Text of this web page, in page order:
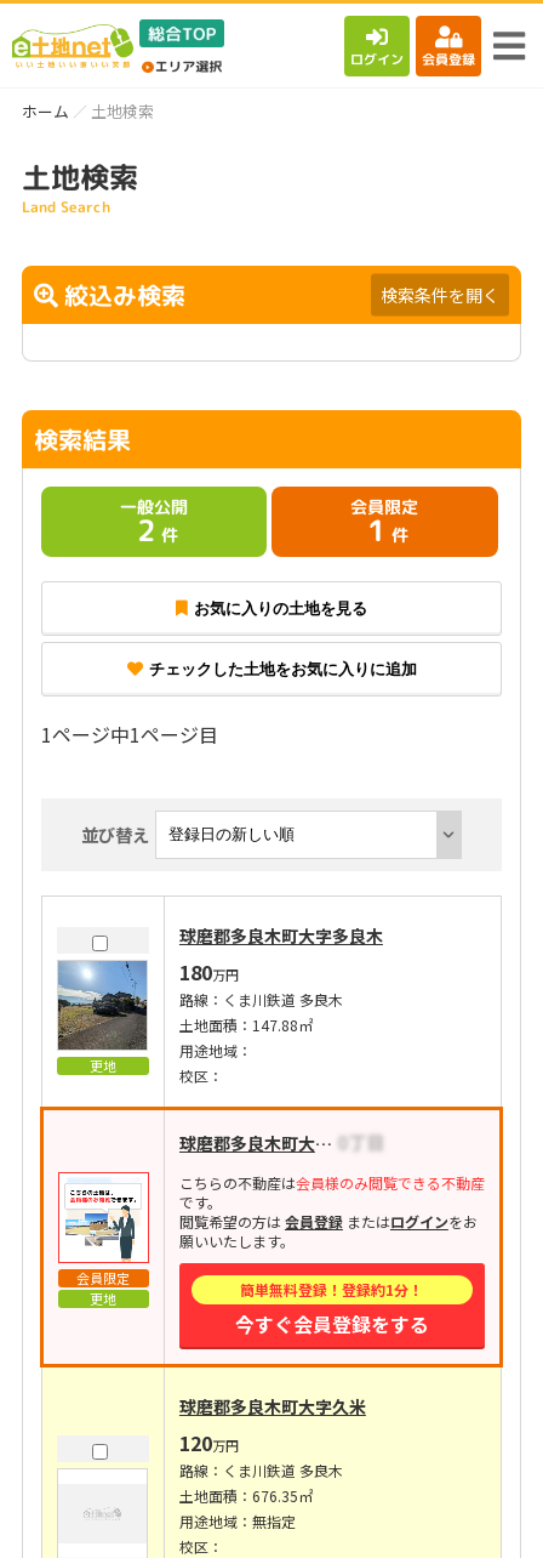
ログイン 会員登録
ホーム 土地検索
土地検索
Land Search
絞込み検索 検索条件を開く
検索結果
一般公開
2 件
会員限定
1 件
お気に入りの土地を見る
チェックした土地をお気に入りに追加
1ページ中1ページ目
並び替え
更地
球磨郡多良木町大字多良木
180万円
路線：くま川鉄道 多良木
土地面積：147.88㎡
用途地域：
校区：
会員限定
更地
球磨郡多良木町大字多良木
こちらの不動産は会員様のみ閲覧できる不動産
です。
閲覧希望の方は会員登録またはログインをお
願いいたします。
簡単無料登録！登録約1分！
今すぐ会員登録をする
球磨郡多良木町大字久米
120万円
路線：くま川鉄道 多良木
土地面積：676.35㎡
用途地域：無指定
校区：